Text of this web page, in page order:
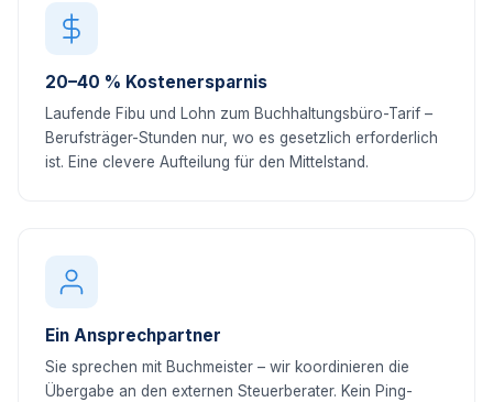
20–40 % Kostenersparnis
Laufende Fibu und Lohn zum Buchhaltungsbüro-Tarif –
Berufsträger-Stunden nur, wo es gesetzlich erforderlich
ist. Eine clevere Aufteilung für den Mittelstand.
Ein Ansprechpartner
Sie sprechen mit Buchmeister – wir koordinieren die
Übergabe an den externen Steuerberater. Kein Ping-